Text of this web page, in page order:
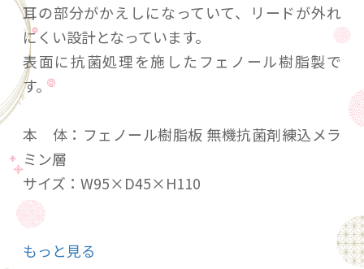
耳の部分がかえしになっていて、リードが外れ
にくい設計となっています。
表面に抗菌処理を施したフェノール樹脂製で
す。
本 体：フェノール樹脂板 無機抗菌剤練込メラ
ミン層
サイズ：W95×D45×H110
※当商品は屋内設置推奨品です。
※屋外設置の場合はプレートの退色や化粧ビス
もっと見る